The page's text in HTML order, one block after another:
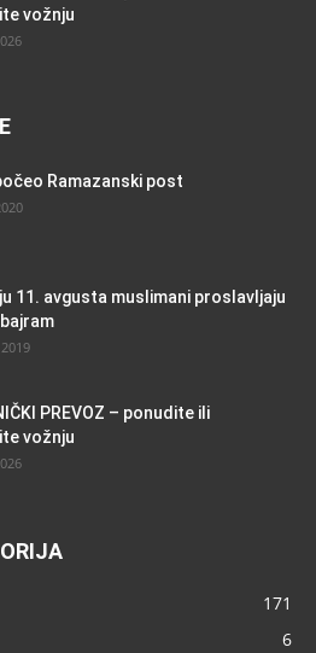
vožnju
Ramazanski post
11. avgusta muslimani proslavljaju
PREVOZ – ponudite ili
vožnju
171
6